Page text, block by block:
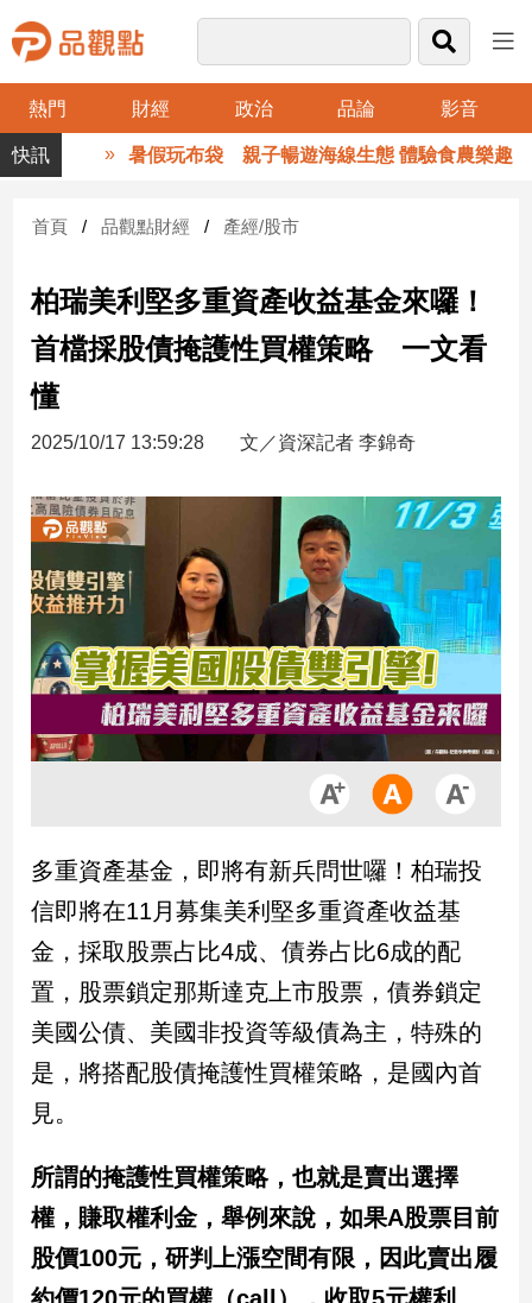
熱門 財經 政治 品論 影音
品
觀
財
台
財
經
新
股
市
房
地
觀
治
焦
點
品
觀
民
調
會
焦
點
暑假玩布袋 親子暢遊海線生態 體驗食農樂趣
首頁 品觀點財經 產經/股市
柏瑞美利堅多重資產收益基金來囉！
首檔採股債掩護性買權策略 一文看
懂
2025/10/17 13:59:28 文／資深記者 李錦奇
多重資產基金，即將有新兵問世囉！柏瑞投
信即將在11月募集美利堅多重資產收益基
金，採取股票占比4成、債券占比6成的配
置，股票鎖定那斯達克上市股票，債券鎖定
美國公債、美國非投資等級債為主，特殊的
是，將搭配股債掩護性買權策略，是國內首
見。
所謂的掩護性買權策略，也就是賣出選擇
權，賺取權利金，舉例來說，如果A股票目前
股價100元，研判上漲空間有限，因此賣出履
約價120元的買權（call），收取5元權利